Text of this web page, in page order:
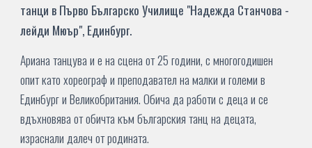
танци в Първо Българско Училище "Надежда Станчова -
лейди Мюър", Единбург.
Ариана танцува и е на сцена от 25 години, с многогодишен
опит като хореограф и преподавател на малки и големи в
Единбург и Великобритания. Обича да работи с деца и се
вдъхновява от обичта към българския танц на децата,
израснали далеч от родината.